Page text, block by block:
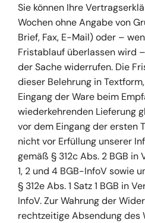
Sie können Ihre
Wochen ohne Angabe von
Brief, Fax, E-Mail) oder –
Fristablauf überlassen wird
der Sache widerrufen. Die
dieser Belehrung in
Eingang der Ware beim
wiederkehrenden Lieferung
vor dem Eingang der ersten
nicht vor Erfüllung unserer
gemäß § 312c Abs. 2 BGB in
1, 2 und 4 BGB-InfoV sowie
§ 312e Abs. 1 Satz 1 BGB in
InfoV. Zur Wahrung der
rechtzeitige Absendung des